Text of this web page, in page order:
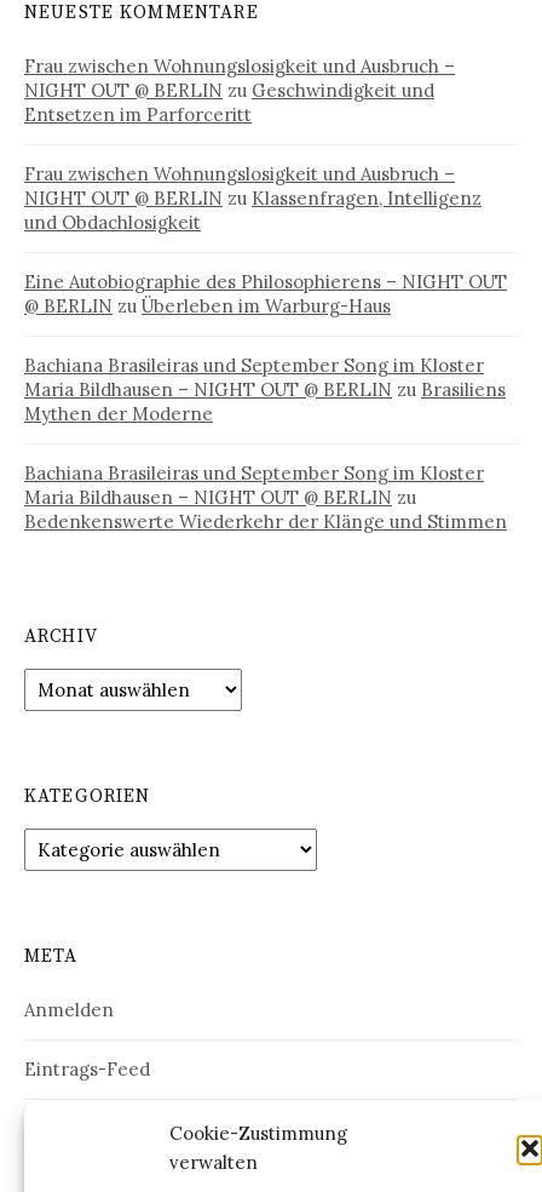
Cookie-Zustimmung
verwalten
NEUESTE KOMMENTARE
Frau zwischen Wohnungslosigkeit und Ausbruch –
NIGHT OUT @ BERLIN zu Geschwindigkeit und
Entsetzen im Parforceritt
Frau zwischen Wohnungslosigkeit und Ausbruch –
NIGHT OUT @ BERLIN zu Klassenfragen, Intelligenz
und Obdachlosigkeit
Eine Autobiographie des Philosophierens – NIGHT OUT
@ BERLIN zu Überleben im Warburg-Haus
Bachiana Brasileiras und September Song im Kloster
Maria Bildhausen – NIGHT OUT @ BERLIN zu Brasiliens
Mythen der Moderne
Bachiana Brasileiras und September Song im Kloster
Maria Bildhausen – NIGHT OUT @ BERLIN zu
Bedenkenswerte Wiederkehr der Klänge und Stimmen
ARCHIV
Archiv
KATEGORIEN
Kategorien
META
Anmelden
Eintrags-Feed
Kommentar-Feed